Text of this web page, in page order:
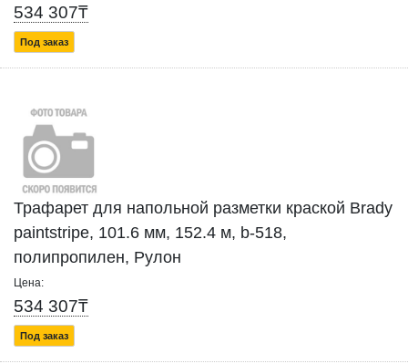
534 307₸
Под заказ
Трафарет для напольной разметки краской Brady
paintstripe, 101.6 мм, 152.4 м, b-518,
полипропилен, Рулон
Цена:
534 307₸
Под заказ